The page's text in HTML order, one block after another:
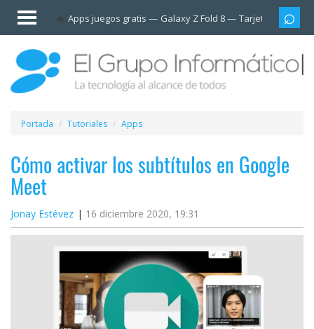
Apps juegos gratis Galaxy Z Fold 8 Tarjetas
Invitado
Iniciar
sesión /
Registrarse
Esenciales
Móviles
Ofertas
Apps
Redes
Plataformas
streaming
Portada Tutoriales Apps
Cómo activar los subtítulos en Google
Meet
Jonay Estévez 16 diciembre 2020, 19:31